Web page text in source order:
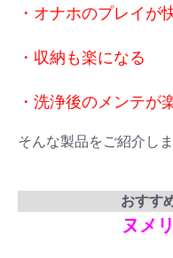
・オナホのプレイが
・収納も楽になる
・洗浄後のメンテが
そんな製品をご紹介し
おすす
ヌメ